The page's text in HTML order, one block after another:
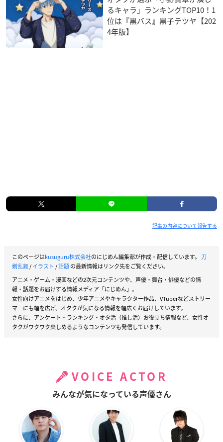
るキャラ」ランキングTOP10！1
位は『黒バス』黒子テツヤ【202
4年版】
記事の内容について報告する
このページはkusuguru株式会社のにじめん編集部が作成・配信しています。 刀
剣乱舞/イラスト /話題の最新情報はリンク先をご覧ください。
アニメ・ゲーム・漫画などの2次元コンテンツや、声優・舞台・俳優などの情
報・話題をお届けする情報メディア「にじめん」。
女性向けアニメをはじめ、少年アニメやキャラクター作品、VTuberなどストリー
マーにも幅を広げ、オタクが気になる情報を幅広くお届けしています。
さらに、アンケート・ランキング・オタ活（推し活）お役立ち情報など、女性オ
タクがワクワク楽しめるようなコンテンツも発信しています。
VOICE ACTOR
みんなが気になっている声優さん